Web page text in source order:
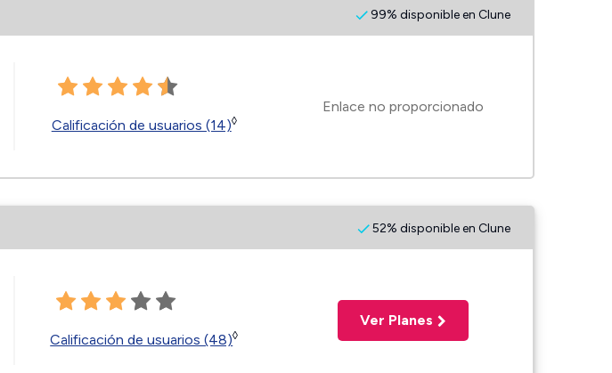
99% disponible en Clune
Calificación de usuarios (14)◊
Enlace no proporcionado
52% disponible en Clune
Calificación de usuarios (48)◊
Ver Planes